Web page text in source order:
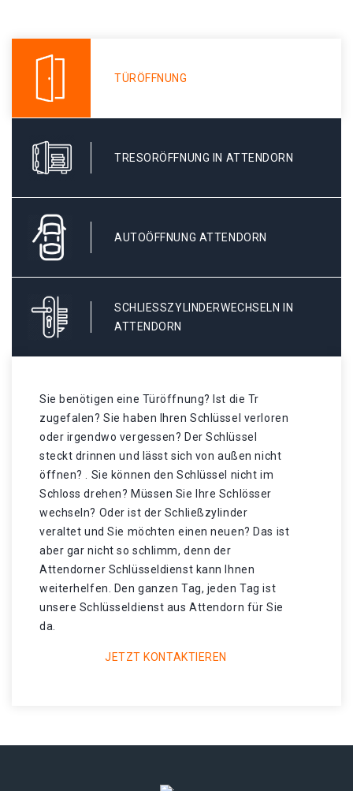
TÜRÖFFNUNG
TRESORÖFFNUNG IN ATTENDORN
AUTOÖFFNUNG ATTENDORN
SCHLIESSZYLINDERWECHSELN IN A
TTENDORN
Sie benötigen eine Türöffnung? Ist die Tr
zugefalen? Sie haben Ihren Schlüssel verloren
oder irgendwo vergessen? Der Schlüssel
steckt drinnen und lässt sich von außen nicht
öffnen? . Sie können den Schlüssel nicht im
Schloss drehen? Müssen Sie Ihre Schlösser
wechseln? Oder ist der Schließzylinder
veraltet und Sie möchten einen neuen? Das ist
aber gar nicht so schlimm, denn der
Attendorner Schlüsseldienst kann Ihnen
weiterhelfen. Den ganzen Tag, jeden Tag ist
unsere Schlüsseldienst aus Attendorn für Sie
da.
JETZT KONTAKTIEREN